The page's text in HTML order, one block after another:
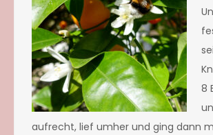
8
aufrecht, lief umher und ging dann